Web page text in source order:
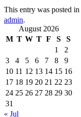
This entry was posted in
admin.
August 2026
M T W T F S
S
1
2
3
4 5 6 7 8
9
10 11 12 13 14 15 16
17 18 19 20 21 22 23
24 25 26 27 28 29 30
31
« Jul